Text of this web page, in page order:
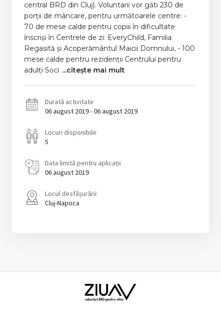
central BRD din Cluj). Voluntarii vor găti 230 de
porții de mâncare, pentru următoarele centre: -
70 de mese calde pentru copiii în dificultate
înscriși în Centrele de zi: EveryChild, Familia
Regasită și Acoperământul Maicii Domnului, - 100
mese calde pentru rezidenții Centrului pentru
adulți Soci ...citește mai mult
Durată activitate
06 august 2019 - 06 august 2019
Locuri disponibile
5
Data limită pentru aplicații
06 august 2019
Locul desfășurării
Cluj-Napoca